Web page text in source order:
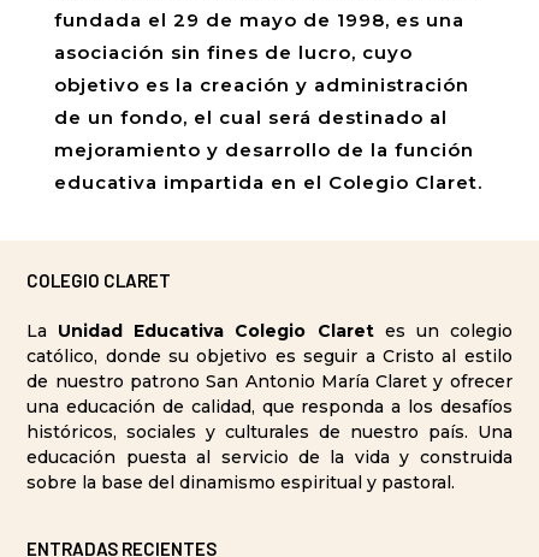
fundada el 29 de mayo de 1998, es una
asociación sin fines de lucro, cuyo
objetivo es la creación y administración
de un fondo, el cual será destinado al
mejoramiento y desarrollo de la función
educativa impartida en el Colegio Claret.
COLEGIO CLARET
La Unidad Educativa Colegio Claretes un colegio
católico, donde su objetivo es seguir a Cristo al estilo
de nuestro patrono San Antonio María Claret y ofrecer
una educación de calidad, que responda a los desafíos
históricos, sociales y culturales de nuestro país. Una
educación puesta al servicio de la vida y construida
sobre la base del dinamismo espiritual y pastoral.
ENTRADAS RECIENTES